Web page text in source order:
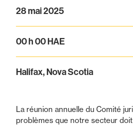
28 mai 2025
00 h 00 HAE
Halifax, Nova Scotia
La réunion annuelle du Comité
problèmes que notre secteur